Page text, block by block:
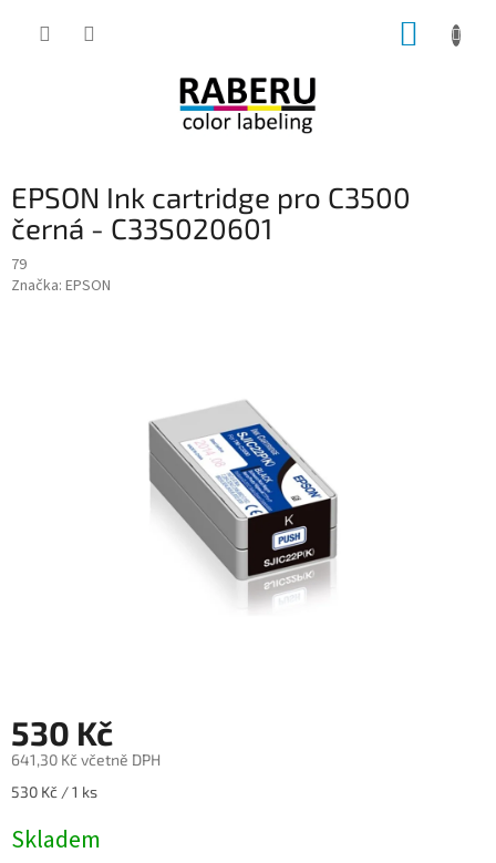
EPSON Ink cartridge pro C3500
černá - C33S020601
79
Značka: EPSON
530 Kč
641,30 Kč včetně DPH
Měrná
530 Kč / 1 ks
Skladem